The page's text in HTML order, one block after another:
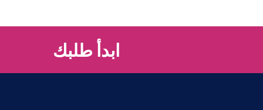
ابدأ طلبك